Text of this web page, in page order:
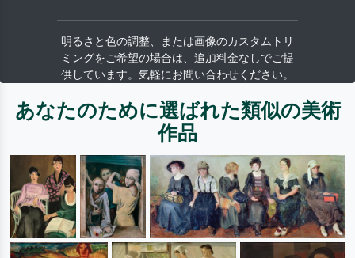
明るさと色の調整、または画像のカスタムトリ
ミングをご希望の場合は、追加料金なしでご提
供しています。気軽にお問い合わせください。
あなたのために選ばれた類似の美術
作品